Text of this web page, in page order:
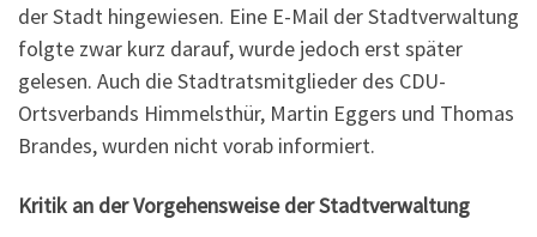
der Stadt hingewiesen. Eine E-Mail der Stadtverwaltung
folgte zwar kurz darauf, wurde jedoch erst später
gelesen. Auch die Stadtratsmitglieder des CDU-
Ortsverbands Himmelsthür, Martin Eggers und Thomas
Brandes, wurden nicht vorab informiert.
Kritik an der Vorgehensweise der Stadtverwaltung